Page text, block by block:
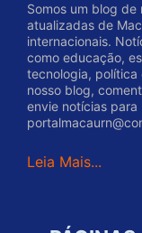
Somos um blog
atualizadas de
internacionais.
como educação,
tecnologia, política
nosso blog,
envie notícias para
Leia Mais...